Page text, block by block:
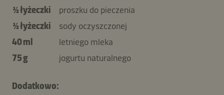
½ łyżeczki
proszku do pieczenia
½ łyżeczki
sody oczyszczonej
40 ml
letniego mleka
75 g
jogurtu naturalnego
Dodatkowo: